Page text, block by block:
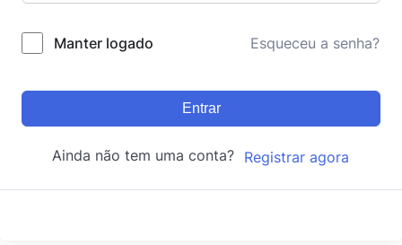
Manter logado Esqueceu a senha?
Entrar
Ainda não tem uma conta? Registrar agora